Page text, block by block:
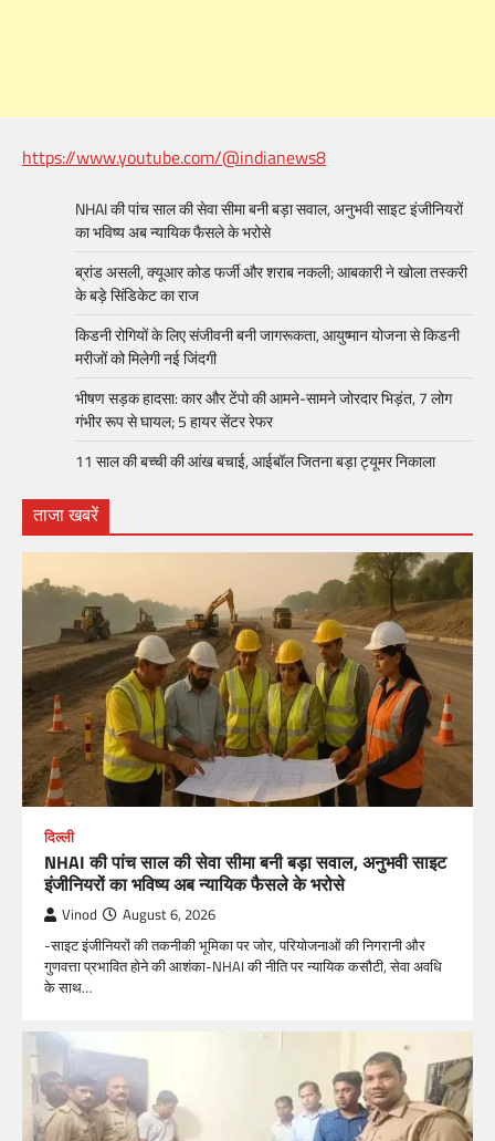
https://www.youtube.com/@indianews8
NHAI की पांच साल की सेवा सीमा बनी बड़ा सवाल, अनुभवी साइट इंजीनियरों
का भविष्य अब न्यायिक फैसले के भरोसे
ब्रांड असली, क्यूआर कोड फर्जी और शराब नकली; आबकारी ने खोला तस्करी
के बड़े सिंडिकेट का राज
किडनी रोगियों के लिए संजीवनी बनी जागरूकता, आयुष्मान योजना से किडनी
मरीजों को मिलेगी नई जिंदगी
भीषण सड़क हादसा: कार और टेंपो की आमने-सामने जोरदार भिड़ंत, 7 लोग
गंभीर रूप से घायल; 5 हायर सेंटर रेफर​
11 साल की बच्ची की आंख बचाई, आईबॉल जितना बड़ा ट्यूमर निकाला
ताजा खबरें
दिल्ली
NHAI की पांच साल की सेवा सीमा बनी बड़ा सवाल, अनुभवी साइट
इंजीनियरों का भविष्य अब न्यायिक फैसले के भरोसे
Vinod August 6, 2026
-साइट इंजीनियरों की तकनीकी भूमिका पर जोर, परियोजनाओं की निगरानी और
गुणवत्ता प्रभावित होने की आशंका-NHAI की नीति पर न्यायिक कसौटी, सेवा अवधि
के साथ…